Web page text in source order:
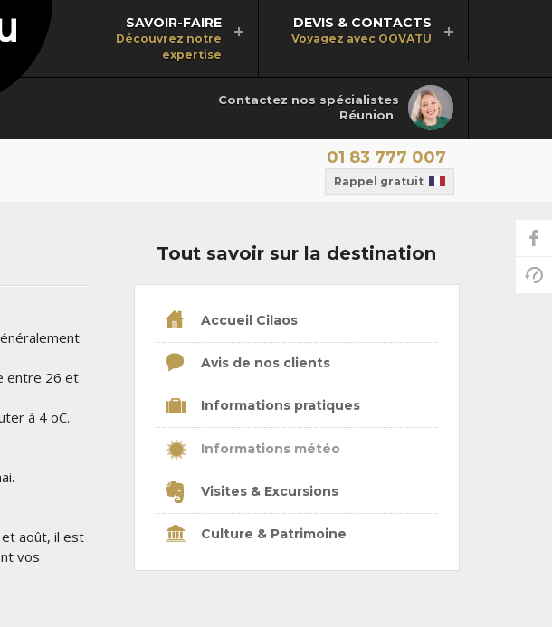
SAVOIR-FAIRE
Découvrez notre
expertise
DEVIS & CONTACTS
Voyagez avec OOVATU
Contactez nos spécialistes
Réunion
01 83 777 007
Rappel gratuit
entre 26 et
à 4 oC.
août, il est
vos
Tout savoir sur la destination
Accueil Cilaos
Avis de nos clients
Informations pratiques
Informations météo
Visites & Excursions
Culture & Patrimoine